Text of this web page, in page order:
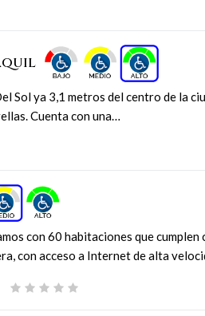
Sol ya 3,1 metros del centro de la
Cuenta con una…
con 60 habitaciones que cumplen
con acceso a Internet de alta